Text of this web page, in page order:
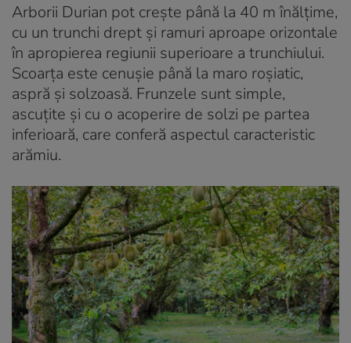
Arborii Durian pot crește până la 40 m înălțime,
cu un trunchi drept și ramuri aproape orizontale
în apropierea regiunii superioare a trunchiului.
Scoarța este cenușie până la maro roșiatic,
aspră și solzoasă. Frunzele sunt simple,
ascuțite și cu o acoperire de solzi pe partea
inferioară, care conferă aspectul caracteristic
arămiu.